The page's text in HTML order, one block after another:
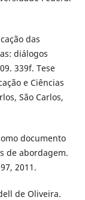
das
diálogos
339f. Tese
e Ciências
São Carlos,
documento
de abordagem.
2011.
de Oliveira.